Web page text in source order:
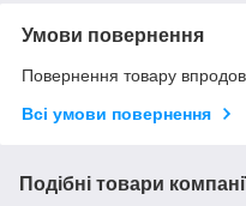
Умови повернення
Повернення товару
Всі умови повернення
Подібні товари